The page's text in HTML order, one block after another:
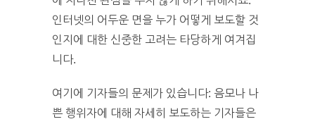
인터넷의 어두운 면을 누가 어떻게 보도할 것
인지에 대한 신중한 고려는 타당하게 여겨집
니다.
여기에 기자들의 문제가 있습니다: 음모나 나
쁜 행위자에 대해 자세히 보도하는 기자들은